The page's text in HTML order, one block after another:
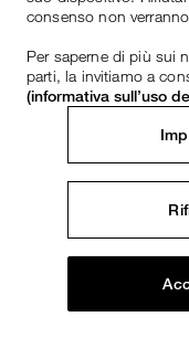
consenso non
Per saperne di più sui
parti, la invitiamo a
(informativa sull’uso